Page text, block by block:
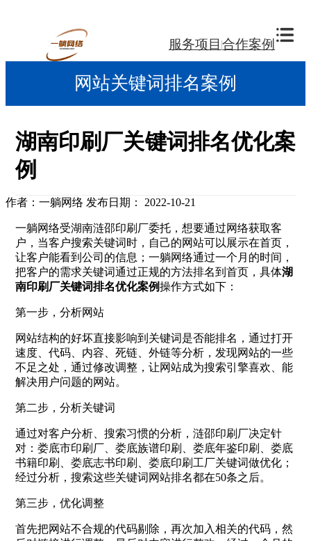
服务项目 合作案例
网站关键词排名案例
湖南印刷厂关键词排名优化案
例
作者：一躺网络 发布日期： 2022-10-21
一躺网络受湖南涟邵印刷厂委托，想要通过网络获取客
户，当客户搜索关键词时，自己的网站可以展示在首页，
让客户能看到公司的信息；一躺网络通过一个月的时间，
把客户的需求关键词通过正规的方法排名到首页，具体湖
南印刷厂关键词排名优化案例操作方式如下：
第一步，分析网站
网站结构的好坏直接影响到关键词是否能排名，通过打开
速度、代码、内容、死链、外链等分析，发现网站的一些
不足之处，通过修改调整，让网站成为搜索引擎喜欢、能
解决用户问题的网站。
第二步，分析关键词
通过对客户分析、搜索习惯的分析，涟邵印刷厂决定针
对：娄底市印刷厂、娄底族谱印刷、娄底年鉴印刷、娄底
书籍印刷、娄底志书印刷、娄底印刷工厂关键词做优化；
经过分析，搜索这些关键词网站排名都在50条之后。
第三步，优化调整
首先把网站不合规的代码剔除，再次加入相关的代码，然